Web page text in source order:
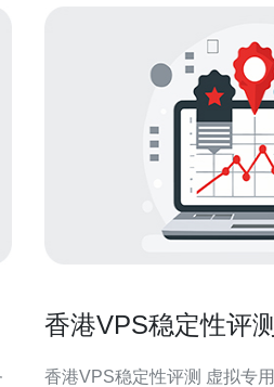
香港VPS稳定性评测
香港VPS稳定性评测 虚拟专用服务器（VPS）在现代